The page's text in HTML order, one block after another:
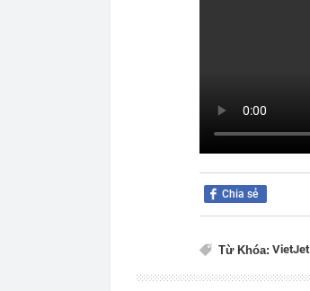
Chia sẻ
Từ Khóa: VietJet